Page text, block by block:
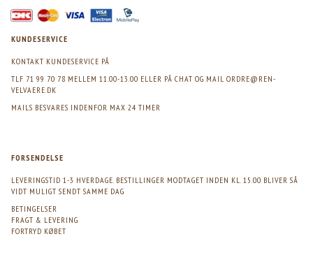
KUNDESERVICE
KONTAKT KUNDESERVICE PÅ
TLF 71 99 70 78 MELLEM 11.00-13.00 ELLER PÅ CHAT OG MAIL ORDRE@REN-
VELVAERE.DK
MAILS BESVARES INDENFOR MAX 24 TIMER
FORSENDELSE
LEVERINGSTID 1-3 HVERDAGE. BESTILLINGER MODTAGET INDEN KL. 15.00 BLIVER SÅ
VIDT MULIGT SENDT SAMME DAG
BETINGELSER
FRAGT & LEVERING
FORTRYD KØBET